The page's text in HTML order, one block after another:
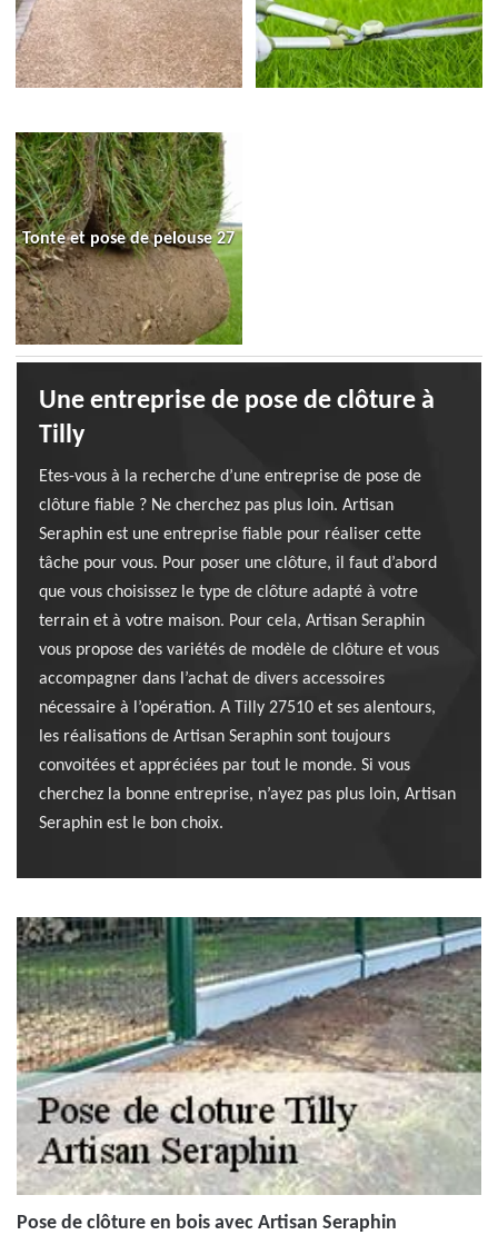
Tonte et pose de pelouse 27
Une entreprise de pose de clôture à
Tilly
Etes-vous à la recherche d’une entreprise de pose de
clôture fiable ? Ne cherchez pas plus loin. Artisan
Seraphin est une entreprise fiable pour réaliser cette
tâche pour vous. Pour poser une clôture, il faut d’abord
que vous choisissez le type de clôture adapté à votre
terrain et à votre maison. Pour cela, Artisan Seraphin
vous propose des variétés de modèle de clôture et vous
accompagner dans l’achat de divers accessoires
nécessaire à l’opération. A Tilly 27510 et ses alentours,
les réalisations de Artisan Seraphin sont toujours
convoitées et appréciées par tout le monde. Si vous
cherchez la bonne entreprise, n’ayez pas plus loin, Artisan
Seraphin est le bon choix.
Pose de clôture en bois avec Artisan Seraphin